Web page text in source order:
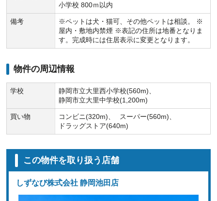
小学校 800ｍ以内
備考
※ペットは犬・猫可、その他ペットは相談。 ※
屋内・敷地内禁煙 ※表記の住所は地番となりま
す。完成時には住居表示に変更となります。
物件の周辺情報
学校
静岡市立大里西小学校(560m)
静岡市立大里中学校(1,200m)
買い物 コンビニ(320m)
スーパー(560m)
ドラッグストア(640m)
この物件を取り扱う店舗
しずなび株式会社 静岡池田店